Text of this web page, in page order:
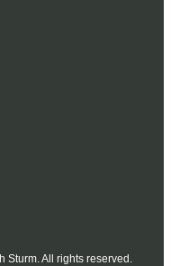
Sturm. All rights reserved.